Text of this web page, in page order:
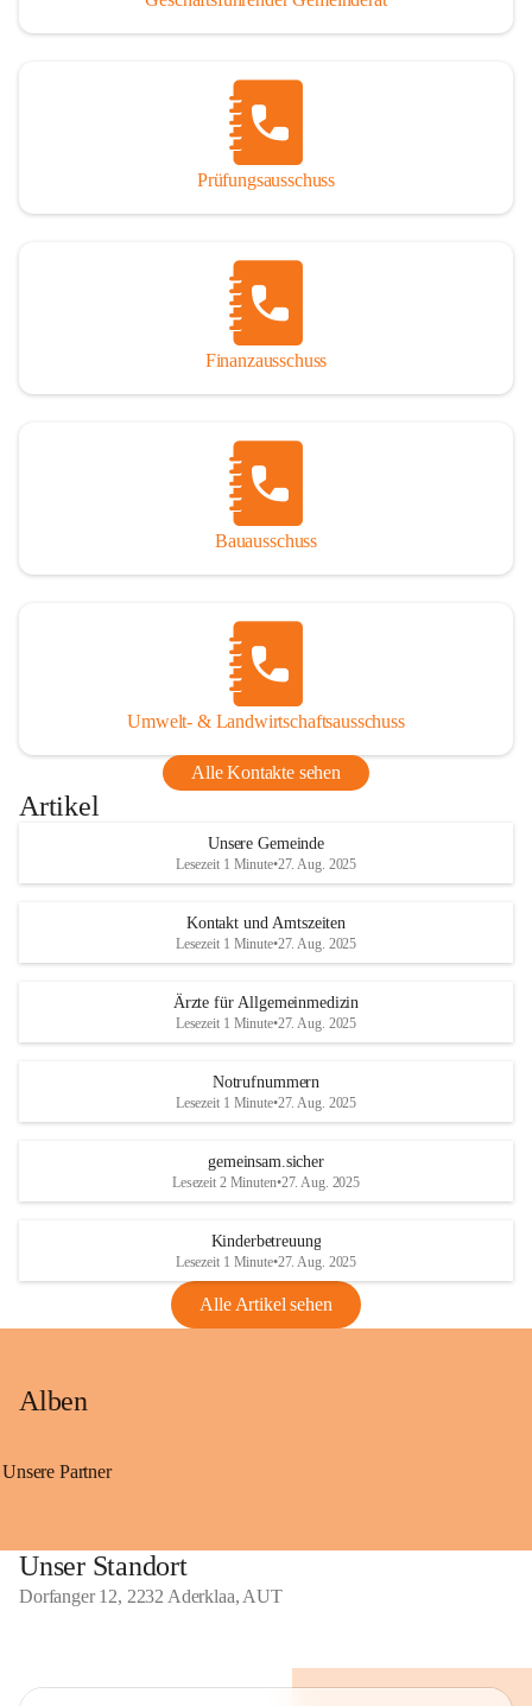
Prüfungsausschuss
Finanzausschuss
Bauausschuss
Umwelt- & Landwirtschaftsausschuss
Alle Kontakte sehen
Artikel
Unsere Gemeinde
Lesezeit 1 Minute•27. Aug. 2025
Kontakt und Amtszeiten
Lesezeit 1 Minute•27. Aug. 2025
Ärzte für Allgemeinmedizin
Lesezeit 1 Minute•27. Aug. 2025
Notrufnummern
Lesezeit 1 Minute•27. Aug. 2025
gemeinsam.sicher
Lesezeit 2 Minuten•27. Aug. 2025
Kinderbetreuung
Lesezeit 1 Minute•27. Aug. 2025
Alle Artikel sehen
Alben
Unsere Partner
Unser Standort
Dorfanger 12, 2232 Aderklaa, AUT